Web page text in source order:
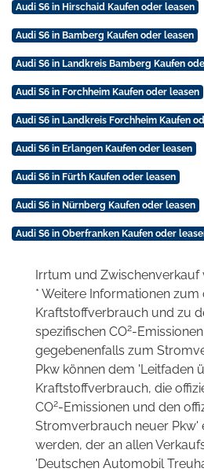
Audi S6 in Hirschaid Kaufen oder leasen
Audi S6 in Bamberg Kaufen oder leasen
Audi S6 in Landkreis Bamberg Kaufen
Audi S6 in Forchheim Kaufen oder leasen
Audi S6 in Landkreis Forchheim Kaufen
Audi S6 in Erlangen Kaufen oder leasen
Audi S6 in Fürth Kaufen oder leasen
Audi S6 in Nürnberg Kaufen oder leasen
Audi S6 in Oberfranken Kaufen oder
Irrtum und Zwischenverkauf
* Weitere Informationen zum
Kraftstoffverbrauch und zu
spezifischen CO2-
gegebenenfalls zum
Pkw können dem 'Leitfaden
Kraftstoffverbrauch, die
CO2-Emissionen und den
Stromverbrauch neuer Pkw'
werden, der an allen
'Deutschen Automobil